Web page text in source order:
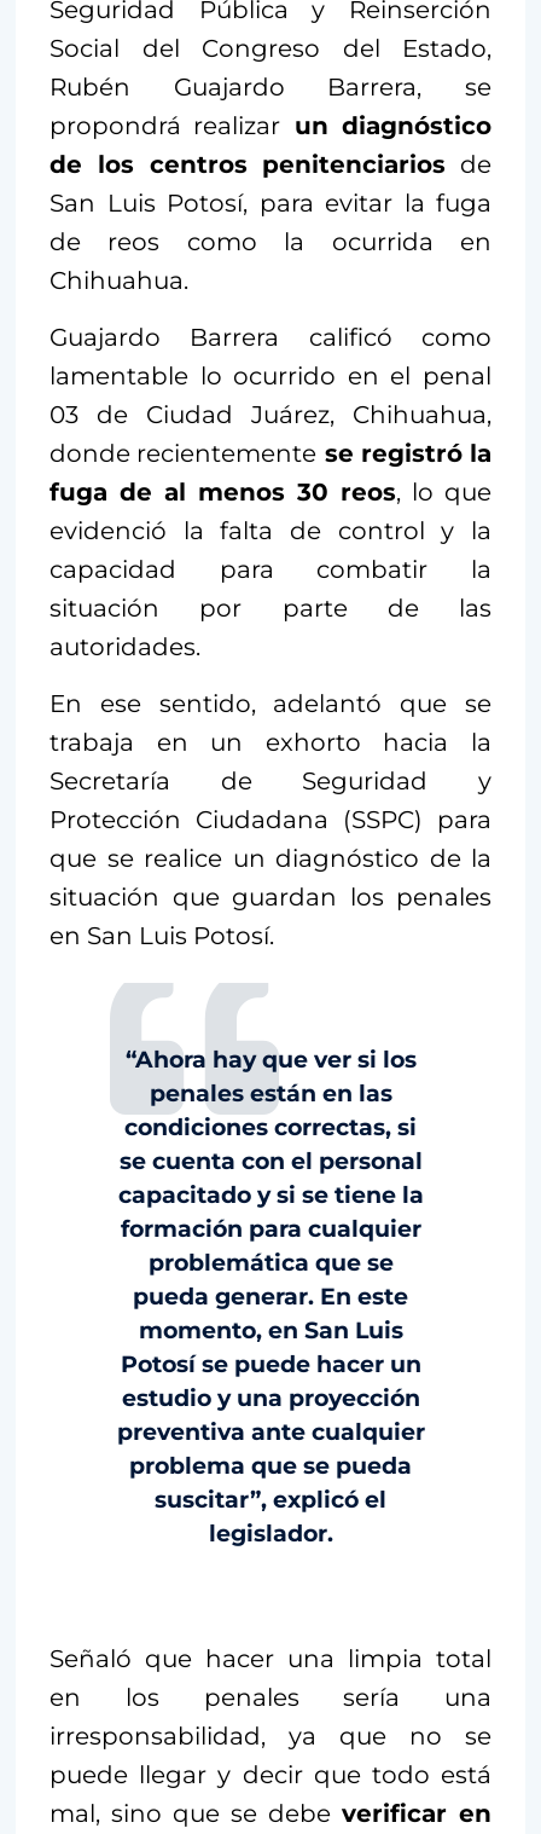
Seguridad Pública y Reinserción
Social del Congreso del Estado,
Rubén Guajardo Barrera, se
propondrá realizar un diagnóstico
de los centros penitenciarios de
San Luis Potosí, para evitar la fuga
de reos como la ocurrida en
Chihuahua.
Guajardo Barrera calificó como
lamentable lo ocurrido en el penal
03 de Ciudad Juárez, Chihuahua,
donde recientemente se registró la
fuga de al menos 30 reos, lo que
evidenció la falta de control y la
capacidad para combatir la
situación por parte de las
autoridades.
En ese sentido, adelantó que se
trabaja en un exhorto hacia la
Secretaría de Seguridad y
Protección Ciudadana (SSPC) para
que se realice un diagnóstico de la
situación que guardan los penales
en San Luis Potosí.
“Ahora hay que ver si los
penales están en las
condiciones correctas, si
se cuenta con el personal
capacitado y si se tiene la
formación para cualquier
problemática que se
pueda generar. En este
momento, en San Luis
Potosí se puede hacer un
estudio y una proyección
preventiva ante cualquier
problema que se pueda
suscitar”, explicó el
legislador.
Señaló que hacer una limpia total
en los penales sería una
irresponsabilidad, ya que no se
puede llegar y decir que todo está
mal, sino que se debe verificar en